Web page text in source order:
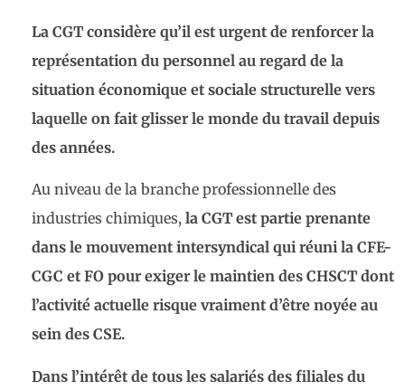
La CGT considère qu’il est urgent de renforcer la
représentation du personnel au regard de la
situation économique et sociale structurelle vers
laquelle on fait glisser le monde du travail depuis
des années.
Au niveau de la branche professionnelle des
industries chimiques, la CGT est partie prenante
dans le mouvement intersyndical qui réuni la CFE-
CGC et FO pour exiger le maintien des CHSCT dont
l’activité actuelle risque vraiment d’être noyée au
sein des CSE.
Dans l’intérêt de tous les salariés des filiales du